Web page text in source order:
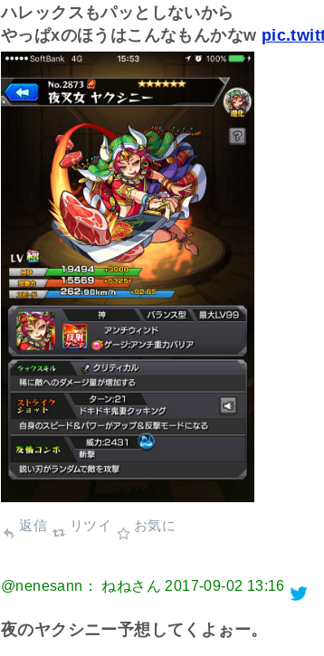
ハレックスもパッとしないから
やっぱxのほうはこんなもんかなw
返信 リツイ お気に
@nenesann： ねねさん 2017-09-02 13:16
夜のヤクシニー予想してくよぉー。